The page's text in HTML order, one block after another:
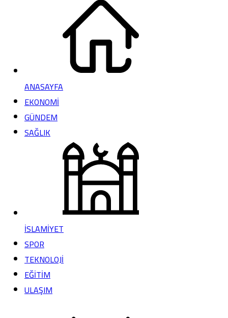
ANASAYFA
EKONOMİ
GÜNDEM
SAĞLIK
İSLAMİYET
SPOR
TEKNOLOJİ
EĞİTİM
ULAŞIM